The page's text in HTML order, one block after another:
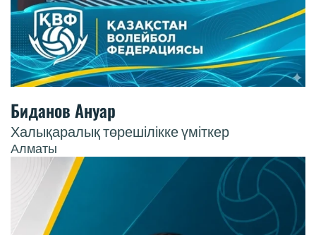
Биданов Ануар
Халықаралық төрешілікке үміткер
Алматы